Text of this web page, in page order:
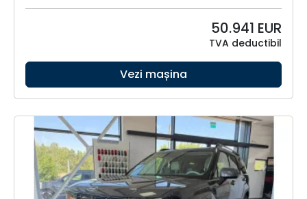
50.941 EUR
TVA deductibil
Vezi mașina